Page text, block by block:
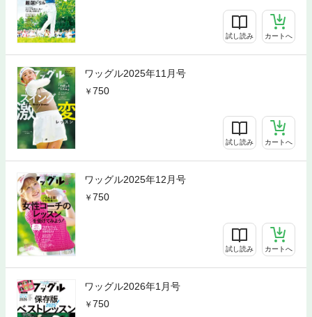
試し読み カートへ
ワッグル2025年11月号
750
試し読み カートへ
ワッグル2025年12月号
750
試し読み カートへ
ワッグル2026年1月号
750